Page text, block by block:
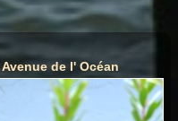
Avenue de l' Océan